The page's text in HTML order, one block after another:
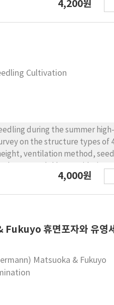
culture, was the highest
for promoting growth
dependent two-stage
to maximize EPA
4,200원
Cultivation
during the summer high-
on the structure types of
ventilation method,
of seedling beds and overall
and φ59.9×3.2t,
design wind speeds and
seedling experiments,
of the strawberry
4,000원
휴면포자와 유영
Matsuoka & Fukuyo